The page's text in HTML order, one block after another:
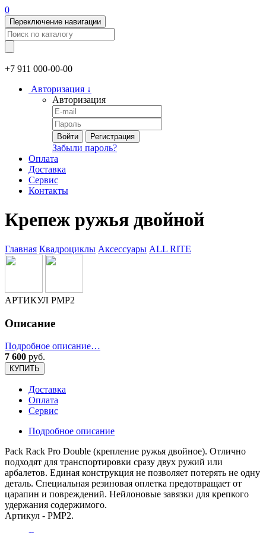
0
Переключение навигации
+7 911 000-00-00
Авторизация ↓
Авторизация
Войти Регистрация
Забыли пароль?
Оплата
Доставка
Сервис
Контакты
Крепеж ружья двойной
Главная Квадроциклы Аксессуары ALL RITE
АРТИКУЛ PMP2
Описание
Подробное описание…
7 600 руб.
КУПИТЬ
Доставка
Оплата
Сервис
Подробное описание
Pack Rack Pro Double (крепление ружья двойное). Отлично
подходят для транспортировки сразу двух ружий или
арбалетов. Единая конструкция не позволяет потерять не одну
деталь. Специальная резиновая оплетка предотвращает от
царапин и повреждений. Нейлоновые завязки для крепкого
удержания содержимого.
Артикул - PMP2.